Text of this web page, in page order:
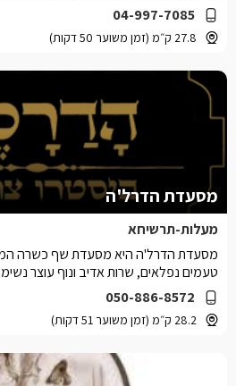
04-997-7085
27.8 ק״מ (זמן משוער 50 דקות)
מסעדת הדרל'ה
מעלות-תרשיחא
050-886-8572
28.2 ק״מ (זמן משוער 51 דקות)
מסעדת הדרל'ה היא מסעדת שף כשרה
טעמים נפלאים, שרות אדיב ונוף עוצר